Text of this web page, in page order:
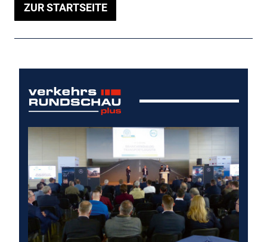
ZUR STARTSEITE